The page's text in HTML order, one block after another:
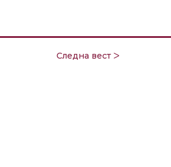
Следна вест ᐳ